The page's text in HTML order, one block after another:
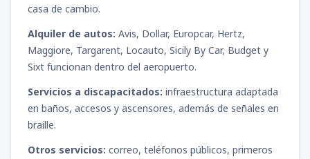
casa de cambio.
Alquiler de autos: Avis, Dollar, Europcar, Hertz,
Maggiore, Targarent, Locauto, Sicily By Car, Budget y
Sixt funcionan dentro del aeropuerto.
Servicios a discapacitados: infraestructura adaptada
en baños, accesos y ascensores, además de señales en
braille.
Otros servicios: correo, teléfonos públicos, primeros